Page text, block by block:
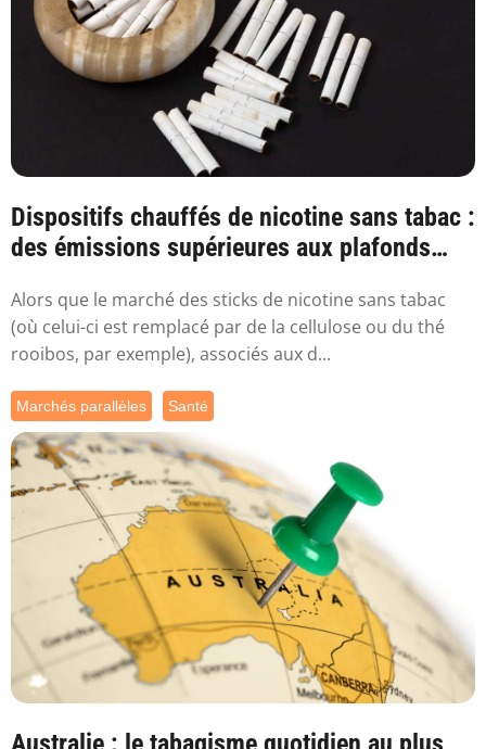
Dispositifs chauffés de nicotine sans tabac :
des émissions supérieures aux plafonds
Alors que le marché des sticks de nicotine sans tabac
(où celui-ci est remplacé par de la cellulose ou du thé
rooibos, par exemple), associés aux d...
Marchés parallèles Santé